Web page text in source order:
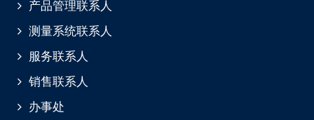
产品管理联系人
测量系统联系人
服务联系人
销售联系人
办事处